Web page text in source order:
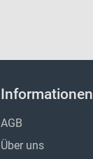
Informationen
AGB
Über uns